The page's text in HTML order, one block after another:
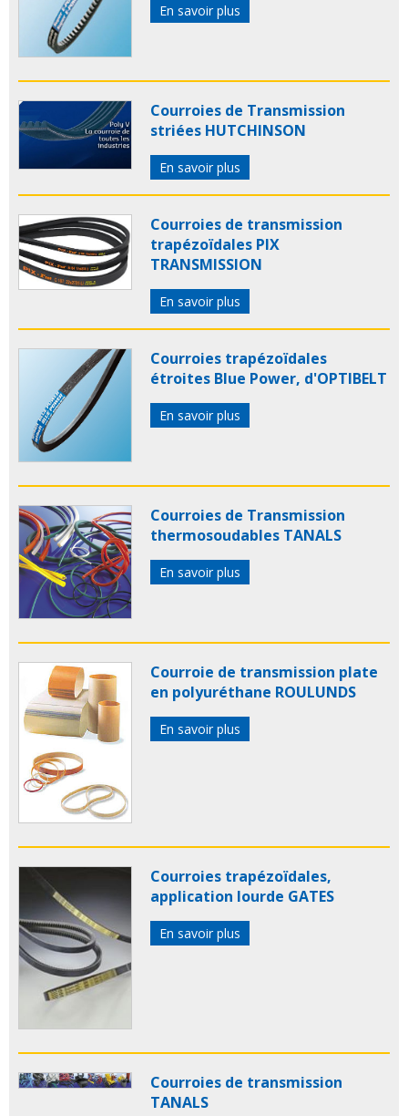
En savoir plus
Courroies de Transmission
striées HUTCHINSON
En savoir plus
Courroies de transmission
trapézoïdales PIX
TRANSMISSION
En savoir plus
Courroies trapézoïdales
étroites Blue Power, d'OPTIBELT
En savoir plus
Courroies de Transmission
thermosoudables TANALS
En savoir plus
Courroie de transmission plate
en polyuréthane ROULUNDS
En savoir plus
Courroies trapézoïdales,
application lourde GATES
En savoir plus
Courroies de transmission
TANALS